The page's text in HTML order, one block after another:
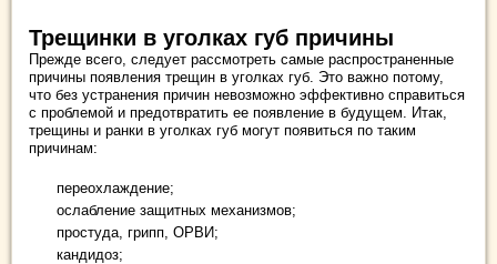
Трещинки в уголках губ причины
Прежде всего, следует рассмотреть самые распространенные
причины появления трещин в уголках губ. Это важно потому,
что без устранения причин невозможно эффективно справиться
с проблемой и предотвратить ее появление в будущем. Итак,
трещины и ранки в уголках губ могут появиться по таким
причинам:
переохлаждение;
ослабление защитных механизмов;
простуда, грипп, ОРВИ;
кандидоз;